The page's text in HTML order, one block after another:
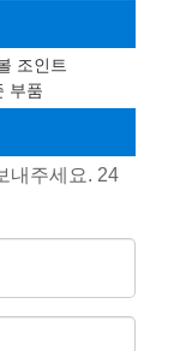
조인트
부품
내주세요. 24